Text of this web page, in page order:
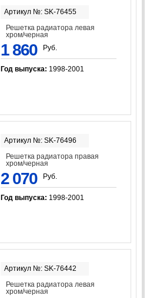
Артикул №: SK-76455
Решетка радиатора левая
хром/черная
1 860 Руб.
Год выпуска: 1998-2001
Артикул №: SK-76496
Решетка радиатора правая
хром/черная
2 070 Руб.
Год выпуска: 1998-2001
Артикул №: SK-76442
Решетка радиатора левая
хром/черная